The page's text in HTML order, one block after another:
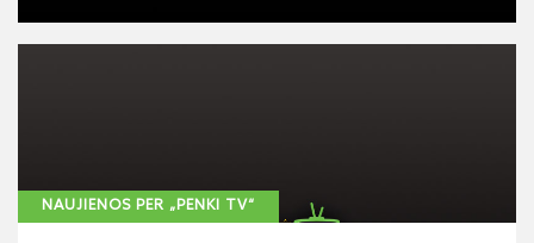
NAUJIENOS PER „PENKI TV“